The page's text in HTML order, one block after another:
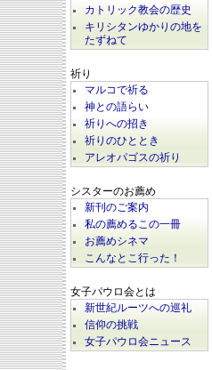
カトリック教会の歴史
キリシタンゆかりの地を
たずねて
祈り
マルコで祈る
神との語らい
祈りへの招き
祈りのひととき
アレオパゴスの祈り
シスターのお薦め
新刊のご案内
私の薦めるこの一冊
お薦めシネマ
こんなとこ行った！
女子パウロ会とは
新世紀ルーツへの巡礼
信仰の挑戦
女子パウロ会ニュース